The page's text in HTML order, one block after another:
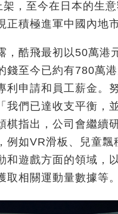
，至今在日本的生
正積極進軍中國內地
，酷飛最初以50萬港
錢至今已約有780萬
利申請和員工薪金。
我們已達收支平衡，
棋指出，公司會繼續
例如VR滑板、兒童飄
和遊戲方面的領域，
取相關運動量數據等。